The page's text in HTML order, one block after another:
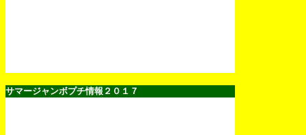
サマージャンボプチ情報２０１７